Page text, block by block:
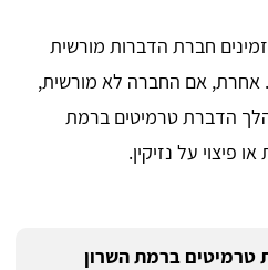
חברת הדברות מורשית
אחרת, אם החברה לא מורשית,
הדברת טרמיטים ברמת
פיצוי על נזיקין.
טרמיטים ברמת השרון